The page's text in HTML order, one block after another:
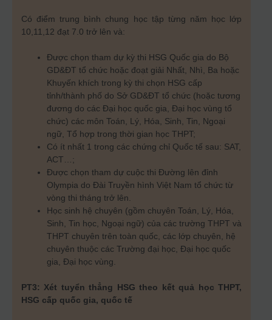
Có điểm trung bình chung học tập từng năm học lớp
10,11,12 đạt 7.0 trở lên và:
Được chọn tham dự kỳ thi HSG Quốc gia do Bộ
GD&ĐT tổ chức hoặc đoạt giải Nhất, Nhì, Ba hoặc
Khuyến khích trong kỳ thi chọn HSG cấp
tỉnh/thành phố do Sở GD&ĐT tổ chức (hoặc tương
đương do các Đại học quốc gia, Đại học vùng tổ
chức) các môn Toán, Lý, Hóa, Sinh, Tin, Ngoại
ngữ, Tổ hợp trong thời gian học THPT;
Có ít nhất 1 trong các chứng chỉ Quốc tế sau: SAT,
ACT…;
Được chọn tham dự cuộc thi Đường lên đỉnh
Olympia do Đài Truyền hình Việt Nam tổ chức từ
vòng thi tháng trở lên.
Học sinh hệ chuyên (gồm chuyên Toán, Lý, Hóa,
Sinh, Tin học, Ngoại ngữ) của các trường THPT và
THPT chuyên trên toàn quốc, các lớp chuyên, hệ
chuyên thuộc các Trường đại học, Đại học quốc
gia, Đại học vùng.
PT3: Xét tuyển thẳng HSG theo kết quả học THPT,
HSG cấp quốc gia, quốc tế